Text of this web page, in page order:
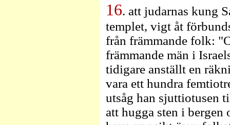
16. att judarnas kung
templet, vigt åt
från främmande folk:
främmande män i
tidigare anställt en
vara ett hundra
utsåg han sjuttiotusen
att hugga sten i